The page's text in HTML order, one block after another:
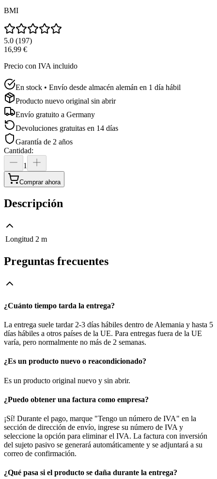
BMI
5.0 (197)
16,99 €
Precio con IVA incluido
En stock • Envío desde almacén alemán en 1 día hábil
Producto nuevo original sin abrir
Envío gratuito a Germany
Devoluciones gratuitas en 14 días
Garantía de 2 años
Cantidad:
1
Comprar ahora
Descripción
Longitud 2 m
Preguntas frecuentes
¿Cuánto tiempo tarda la entrega?
La entrega suele tardar 2-3 días hábiles dentro de Alemania y hasta 5
días hábiles a otros países de la UE. Para entregas fuera de la UE
varía, pero normalmente no más de 2 semanas.
¿Es un producto nuevo o reacondicionado?
Es un producto original nuevo y sin abrir.
¿Puedo obtener una factura como empresa?
¡Sí! Durante el pago, marque "Tengo un número de IVA" en la
sección de dirección de envío, ingrese su número de IVA y
seleccione la opción para eliminar el IVA. La factura con inversión
del sujeto pasivo se generará automáticamente y se adjuntará a su
correo de confirmación.
¿Qué pasa si el producto se daña durante la entrega?